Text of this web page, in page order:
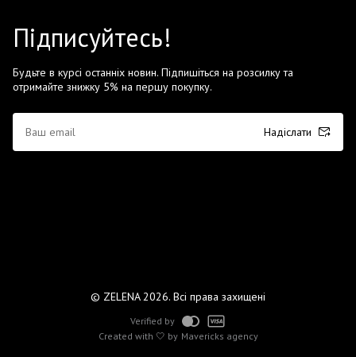
Підписуйтесь!
Будьте в курсі останніх новин. Підпишіться на розсилку та
отримайте знижку 5% на першу покупку.
Надіслати
© ZELENA 2026. Всі права захищені
Created with 🤍 by Mavericks agency
Verified by